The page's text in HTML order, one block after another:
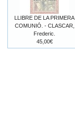
LLIBRE DE LA PRIMERA
COMUNIÓ. - CLASCAR,
Frederic.
45,00€